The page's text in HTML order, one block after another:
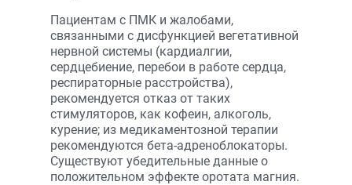
Пациентам с ПМК и жалобами,
связанными с дисфункцией вегетативной
нервной системы (кардиалгии,
сердцебиение, перебои в работе сердца,
респираторные расстройства),
рекомендуется отказ от таких
стимуляторов, как кофеин, алкоголь,
курение; из медикаментозной терапии
рекомендуются бета-адреноблокаторы.
Существуют убедительные данные о
положительном эффекте оротата магния.